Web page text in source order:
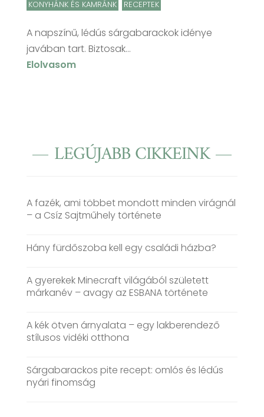
KONYHÁNK ÉS KAMRÁNK RECEPTEK
A napszínű, lédús sárgabarackok idénye
javában tart. Biztosak...
Elolvasom
LEGÚJABB CIKKEINK
A fazék, ami többet mondott minden virágnál
– a Csíz Sajtműhely története
Hány fürdőszoba kell egy családi házba?
A gyerekek Minecraft világából született
márkanév – avagy az ESBANA története
A kék ötven árnyalata – egy lakberendező
stílusos vidéki otthona
Sárgabarackos pite recept: omlós és lédús
nyári finomság